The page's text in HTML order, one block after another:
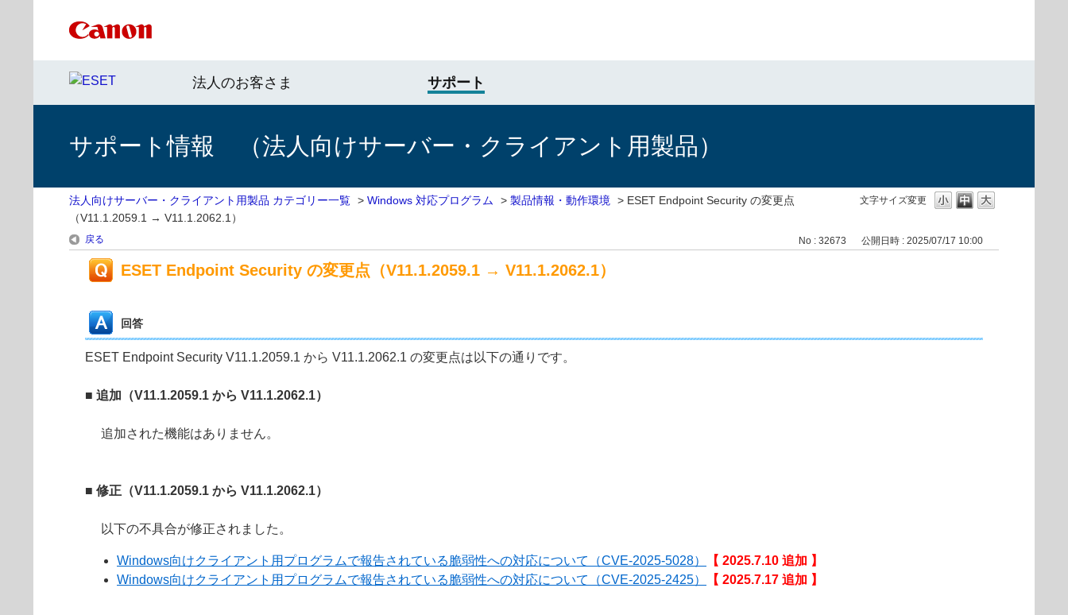
法人のお客さま サポート
サポート情報 （法人向けサーバー・クライアント用製品）
文字サイズ変更
法人向けサーバー・クライアント用製品 カテゴリー一覧 > Windows 対応プログラム > 製品情報・動作環境 > ESET Endpoint Security の変更点
（V11.1.2059.1 → V11.1.2062.1）
戻る No : 32673 公開日時 : 2025/07/17 10:00
ESET Endpoint Security の変更点（V11.1.2059.1 → V11.1.2062.1）
回答
ESET Endpoint Security V11.1.2059.1 から V11.1.2062.1 の変更点は以下の通りです。
■ 追加（V11.1.2059.1 から V11.1.2062.1）
追加された機能はありません。
■ 修正（V11.1.2059.1 から V11.1.2062.1）
以下の不具合が修正されました。
Windows向けクライアント用プログラムで報告されている脆弱性への対応について（CVE-2025-5028）
【 2025.7.10 追加 】
Windows向けクライアント用プログラムで報告されている脆弱性への対応について（CVE-2025-2425）
【 2025.7.17 追加 】